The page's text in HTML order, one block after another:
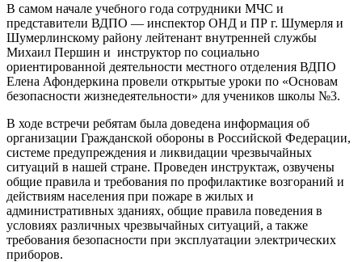
БЕЗОПАСНОСТИ
И
НЕ
ТОЛЬКО
В самом начале учебного года сотрудники МЧС и
представители ВДПО — инспектор ОНД и ПР г. Шумерля и
Шумерлинскому району лейтенант внутренней службы
Михаил Першин и инструктор по социально
ориентированной деятельности местного отделения ВДПО
Елена Афондеркина провели открытые уроки по «Основам
безопасности жизнедеятельности» для учеников школы №3.
В ходе встречи ребятам была доведена информация об
организации Гражданской обороны в Российской Федерации,
системе предупреждения и ликвидации чрезвычайных
ситуаций в нашей стране. Проведен инструктаж, озвучены
общие правила и требования по профилактике возгораний и
действиям населения при пожаре в жилых и
административных зданиях, общие правила поведения в
условиях различных чрезвычайных ситуаций, а также
требования безопасности при эксплуатации электрических
приборов.